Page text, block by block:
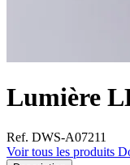
Lumière
Ref. DWS-A07211
Voir tous les produits